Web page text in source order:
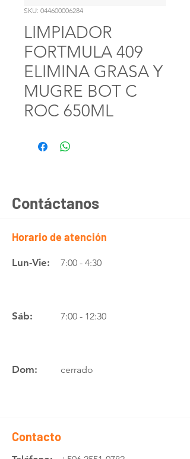
SKU: 044600006284
LIMPIADOR
FORTMULA 409
ELIMINA GRASA Y
MUGRE BOT C
ROC 650ML
Contáctanos
Horario de atención
Lun-Vie: 7:00 - 4:30
Sáb: 7:00 - 12:30
Dom: cerrado
Contacto